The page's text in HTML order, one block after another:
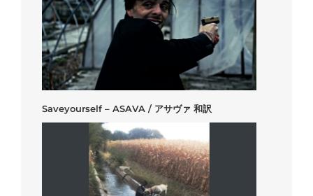
Saveyourself – ASAVA / アサヴァ 和訳